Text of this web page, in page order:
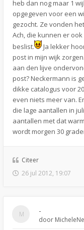
heb dan nog maar 1
opgegeven voor een
gezocht. Ze vonden
Ach, die kunnen er
beslist.
Ja lekker
post in mijn wijk
aan den lijve
post? Neckermann is
dikke catalogus voor
even niets meer van.
die lage aantallen in
aantallen met dat
wordt morgen 30
Citeer
26 jul 2012, 19:07
-
door